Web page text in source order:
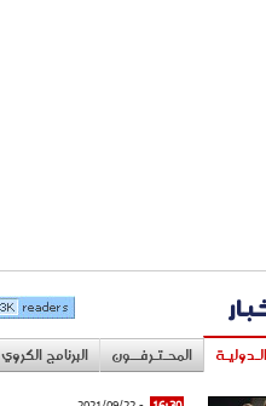
المحـتـرفــون البرنامج الكروي